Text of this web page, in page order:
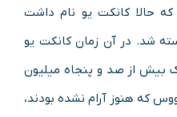
حالا کانکت یو نام داشت
شد. در آن زمان کانکت یو
بیش از صد و پنجاه میلیون
که هنوز آرام نشده بودند،